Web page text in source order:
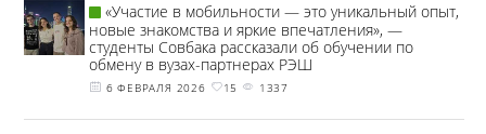
«Участие в мобильности — это уникальный опыт,
новые знакомства и яркие впечатления», —
студенты Совбака рассказали об обучении по
обмену в вузах-партнерах РЭШ
6 ФЕВРАЛЯ 2026 15 1337